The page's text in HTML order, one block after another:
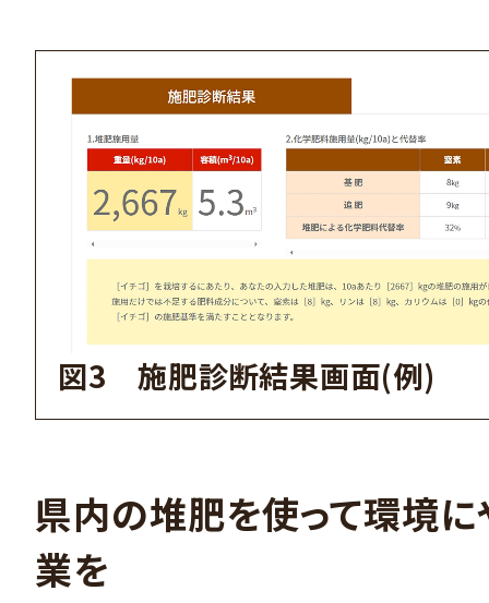
図3 施肥診断結果画面(例)
県内の堆肥を使って環境に
業を